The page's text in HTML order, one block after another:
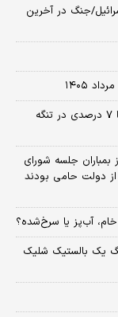
جنگ در آخرین
رویترز: ایران و عمان برای تعیین تعرفه ترانزیت ۳ تا ۷ درصدی در تنگه
بمباران جلسه شورای
از دولت حامی بودند
آب‌پز یا سرخ‌شده؟
یک بالستیک شلیک